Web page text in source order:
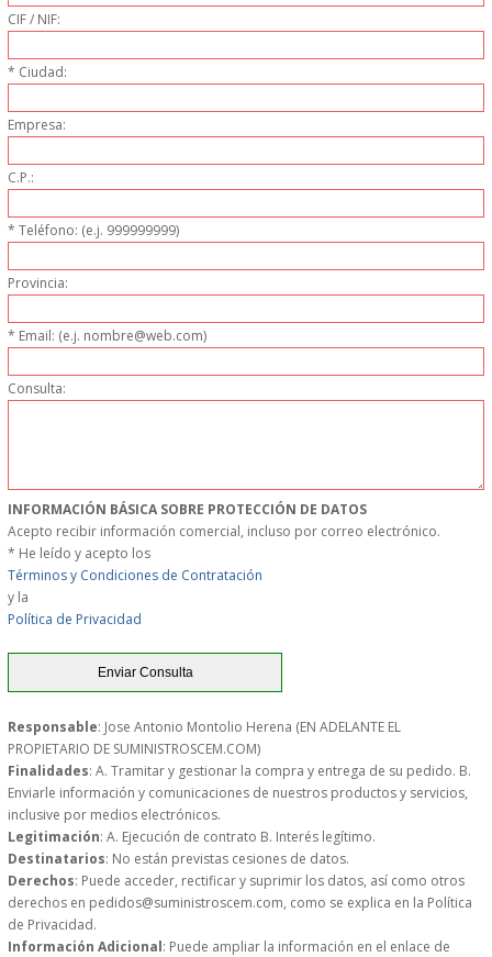
MUEBLES
MUEBLES INOX. COCINA
PAPEL Y PRODUCTOS UNIUSO
FORMA DE PAGO
CONDICIONES DE COMPRA
DEVOLUCIONES
AVISO LEGAL
POL�TICA DE PRIVACIDAD
CONDICIONES DE USO
NOTICIAS
CIF / NIF:
* Ciudad:
Empresa:
C.P.:
* Teléfono: (e.j. 999999999)
Provincia:
* Email: (e.j. nombre@web.com)
Consulta:
INFORMACIÓN BÁSICA SOBRE PROTECCIÓN DE DATOS
Acepto recibir información comercial, incluso por correo electrónico.
* He leído y acepto los
Términos y Condiciones de Contratación
y la
Política de Privacidad
Responsable: Jose Antonio Montolio Herena (EN ADELANTE EL
PROPIETARIO DE SUMINISTROSCEM.COM)
Finalidades: A. Tramitar y gestionar la compra y entrega de su pedido. B.
Enviarle información y comunicaciones de nuestros productos y servicios,
inclusive por medios electrónicos.
Legitimación: A. Ejecución de contrato B. Interés legítimo.
Destinatarios: No están previstas cesiones de datos.
Derechos: Puede acceder, rectificar y suprimir los datos, así como otros
derechos en pedidos@suministroscem.com, como se explica en la Política
de Privacidad.
Información Adicional: Puede ampliar la información en el enlace de